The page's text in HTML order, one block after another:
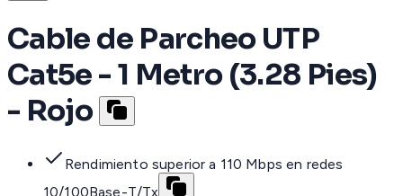
Cable de Parcheo UTP
Cat5e - 1 Metro (3.28 Pies)
- Rojo
Rendimiento superior a 110 Mbps en redes
10/100Base-T/Tx